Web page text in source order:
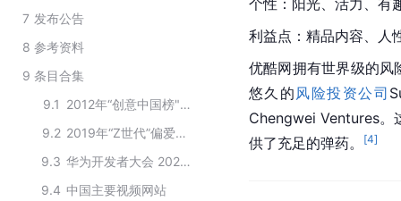
7 发布公告
8 参考资料
9 条目合集
9.1
2012年“创意中国榜"—中国文化创意产业十大领军企业
9.2
2019年“Z世代”偏爱的appTOP20
9.3
华为开发者大会 2022“鸿蒙生态创新奖”获奖名单
9.4 中国主要视频网站
利益点：精品内容、人
优酷网拥有世界级的风
悠久的 风险投资公司
Chengwei Ventures。
供了充足的弹药。
[4]